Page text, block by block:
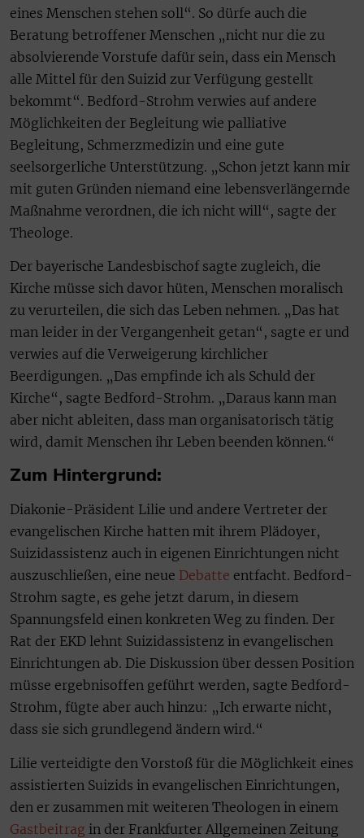
eines Menschen stehen soll“. So dürfe auch die
Beratung betroffener Menschen „nicht nur die zu
absolvierende Vorstufe dafür sein, dass ein Mensch
alle Mittel für den Suizid zur Verfügung gestellt
bekommt“. Bedford-Strohm verwies auf andere
Möglichkeiten der Begleitung wie palliative
Begleitung, Schmerzmedizin und eine gute
seelsorgerliche Unterstützung. „Schon jetzt kann mir
mit guten Gründen niemand eine lebensverlängernde
Maßnahme verordnen, die ich nicht will“, sagte der
Theologe.
Der bayerische Landesbischof sagte zugleich, die
Kirche müsse sich davor hüten, Menschen moralisch
zu verurteilen, die sich das Leben nehmen. „Das hat
man leider in der Vergangenheit getan“, sagte er und
verwies auf die Verweigerung kirchlicher
Beerdigungen. „Das empfinde ich als Schuld der
Kirche“, sagte Bedford-Strohm. „Daraus kann man
aber nicht ableiten, dass man organisatorisch tätig
wird, damit Menschen ihr Leben beenden können.“
Zum Hintergrund:
Diakonie-Präsident Lilie und andere Vertreter der
evangelischen Kirche hatten mit ihrem Plädoyer,
Suizidassistenz auch in eigenen Einrichtungen nicht
auszuschließen, eine neue Debatte entfacht. Bedford-
Strohm sagte, es gehe jetzt darum, in diesem
Spannungsfeld einen konkreten Weg zu finden. Der
Rat der EKD lehnt Suizidassistenz in evangelischen
Einrichtungen ab. Die Diskussion über dessen Position
müsse ergebnisoffen geführt werden, sagte Bedford-
Strohm, fügte aber auch hinzu: „Ich erwarte nicht,
dass sie sich grundlegend ändern wird.“
Lilie verteidigte den Vorstoß für die Möglichkeit eines
assistierten Suizids in evangelischen Einrichtungen,
den er zusammen mit weiteren Theologen in einem
Gastbeitrag in der Frankfurter Allgemeinen Zeitung